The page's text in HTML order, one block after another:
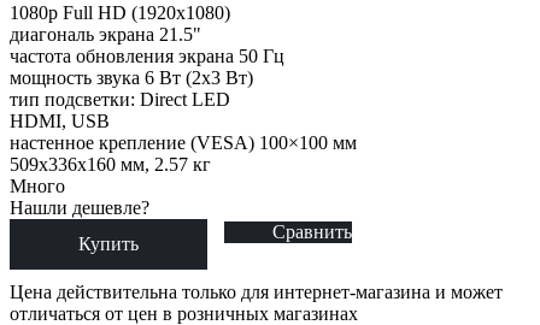
1080p Full HD (1920x1080)
диагональ экрана 21.5"
частота обновления экрана 50 Гц
мощность звука 6 Вт (2x3 Вт)
тип подсветки: Direct LED
HDMI, USB
настенное крепление (VESA) 100×100 мм
509x336x160 мм, 2.57 кг
Много
Нашли дешевле?
Купить
Сравнить
Цена действительна только для интернет-магазина и может
отличаться от цен в розничных магазинах